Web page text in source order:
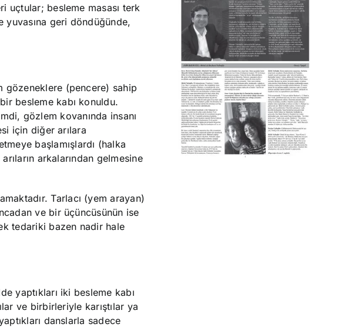
uçtular; besleme masası terk
yuvasına geri döndüğünde,
gözeneklere (pencere) sahip
besleme kabı konuldu.
gözlem kovanında insanı
için diğer arılara
başlamışlardı (halka
arkalarından gelmesine
Tarlacı (yem arayan)
ve bir üçüncüsünün ise
tedariki bazen nadir hale
yaptıkları iki besleme kabı
ve birbirleriyle karıştılar ya
danslarla sadece